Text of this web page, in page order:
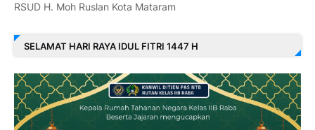
RSUD H. Moh Ruslan Kota Mataram
SELAMAT HARI RAYA IDUL FITRI 1447 H